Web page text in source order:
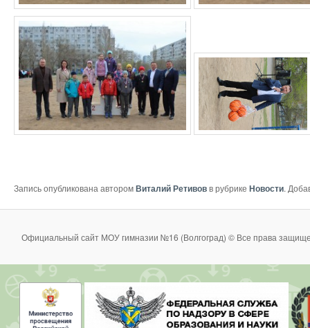
Запись опубликована авторомВиталий Ретивовв рубрике Новости.
Официальный сайт МОУ гимназии №16 (Волгоград) © Все права